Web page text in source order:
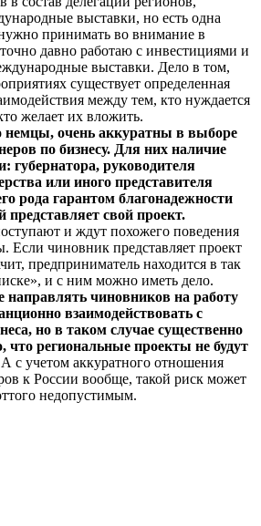
выставки, но есть одна
принимать во внимание в
давно работаю с инвестициями и
выставки. Дело в том,
существует определенная
между тем, кто нуждается
желает их вложить.
немцы, очень аккуратны в выборе
по бизнесу. Для них наличие
губернатора, руководителя
или иного представителя
рода гарантом благонадежности
представляет свой проект.
и ждут похожего поведения
Если чиновник представляет проект
предприниматель находится в так
и с ним можно иметь дело.
чиновников на работу
взаимодействовать с
но в таком случае существенно
что региональные проекты не будут
А с учетом аккуратного отношения
к России вообще, такой риск может
недопустимым.